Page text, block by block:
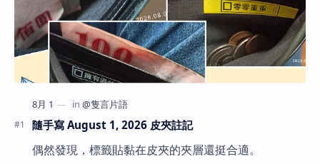
隨手寫 August 1, 2026 皮夾註記
偶然發現，標籤貼黏在皮夾的夾層還挺合適。